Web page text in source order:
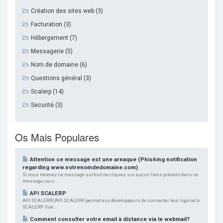
Création des sites web (3)
Facturation (3)
Hébergement (7)
Messagerie (5)
Nom de domaine (6)
Questions général (3)
Scalerp (14)
Securité (3)
Os Mais Populares
Attention ce message est une arnaque (Phishing notification
regarding www.votrenomdedomaine.com)
Si vous recevez ce message surtout ne cliquez sur aucun liens présent dans ce
message, ce ci...
API SCALERP
API SCALERPL'API SCALERP permet aux développeurs de connecter leur logiciel à
SCALERP. Vue...
Comment consulter votre email à distance via le webmail?